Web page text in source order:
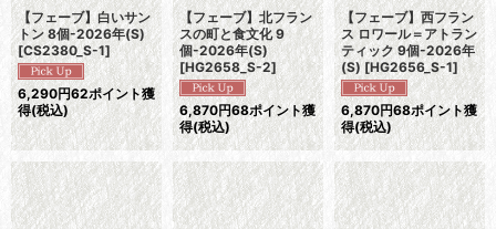
【フェーブ】白いサン
トン 8個-2026年(S)
[CS2380_S-1]
6,290円62ポイント獲
得(税込)
【フェーブ】北フラン
スの町と食文化 9
個-2026年(S)
[HG2658_S-2]
6,870円68ポイント獲
得(税込)
【フェーブ】西フラン
ス ロワール＝アトラン
ティック 9個-2026年
(S) [HG2656_S-1]
6,870円68ポイント獲
得(税込)